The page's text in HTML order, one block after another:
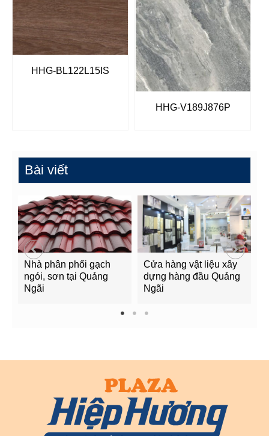
HHG-BL122L15IS
HHG-V189J876P
Bài viết
Nhà phân phối gạch
ngói, sơn tại Quảng
Ngãi
Cửa hàng vật liệu xây
dựng hàng đầu Quảng
Ngãi
1 2 3